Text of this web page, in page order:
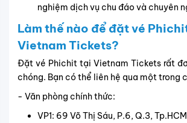
nghiệm dịch vụ chu đáo và chuyên
Làm thế nào để đặt vé
Vietnam Tickets?
Đặt vé Phichit tại Vietnam Tickets rất
chóng. Bạn có thể liên hệ qua một trong
- Văn phòng chính thức:
VP1: 69 Võ Thị Sáu, P.6, Q.3,